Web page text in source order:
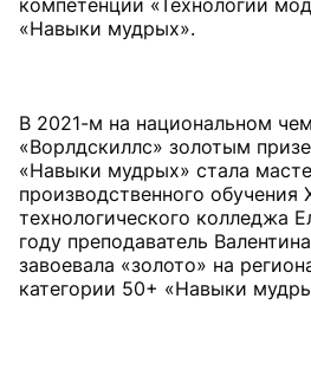
компетенции «Технологии
«Навыки мудрых».
В 2021-м на национальном
«Ворлдскиллс» золотым
«Навыки мудрых» стала
производственного обучения
технологического колледжа
году преподаватель
завоевала «золото» на
категории 50+ «Навыки